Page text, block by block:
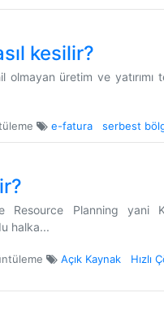
kesilir?
olmayan üretim ve
e-fatura serbest
Planning yani
halka...
Açık Kaynak Hızlı